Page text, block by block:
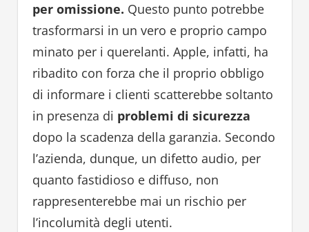
per omissione. Questo punto potrebbe
trasformarsi in un vero e proprio campo
minato per i querelanti. Apple, infatti, ha
ribadito con forza che il proprio obbligo
di informare i clienti scatterebbe soltanto
in presenza di problemi di sicurezza
dopo la scadenza della garanzia. Secondo
l’azienda, dunque, un difetto audio, per
quanto fastidioso e diffuso, non
rappresenterebbe mai un rischio per
l’incolumità degli utenti.